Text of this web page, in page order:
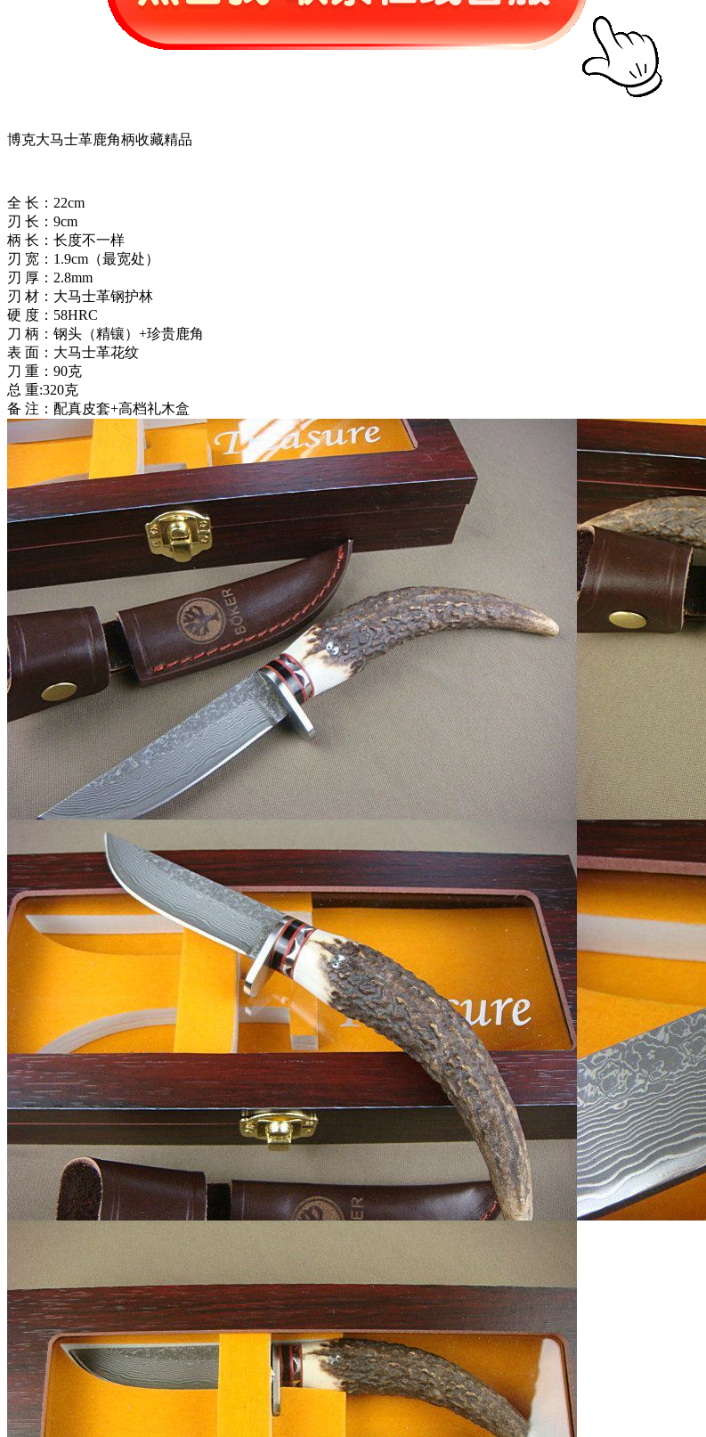
博克大马士革鹿角柄收藏精品
全 长：22cm
刃 长：9cm
柄 长：长度不一样
刃 宽：1.9cm（最宽处）
刃 厚：2.8mm
刃 材：大马士革钢护林
硬 度：58HRC
刀 柄：钢头（精镶）+珍贵鹿角
表 面：大马士革花纹
刀 重：90克
总 重:320克
备 注：配真皮套+高档礼木盒